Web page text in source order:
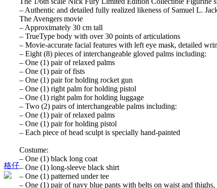
格仔
– Authentic and detailed fully realized likeness of Samuel L.
The Avengers movie
– Approximately 30 cm tall
– TrueType body with over 30 points of articulations
– Movie-accurate facial features with left eye mask, detailed
– Eight (8) pieces of interchangeable gloved palms including:
– One (1) pair of relaxed palms
– One (1) pair of fists
– One (1) pair for holding rocket gun
– One (1) right palm for holding pistol
– One (1) right palm for holding luggage
– Two (2) pairs of interchangeable palms including:
– One (1) pair of relaxed palms
– One (1) pair for holding pistol
– Each piece of head sculpt is specially hand-painted
Costume:
– One (1) black long coat
– One (1) long-sleeve black shirt
– One (1) patterned under tee
– One (1) pair of navy blue pants with belts on waist and